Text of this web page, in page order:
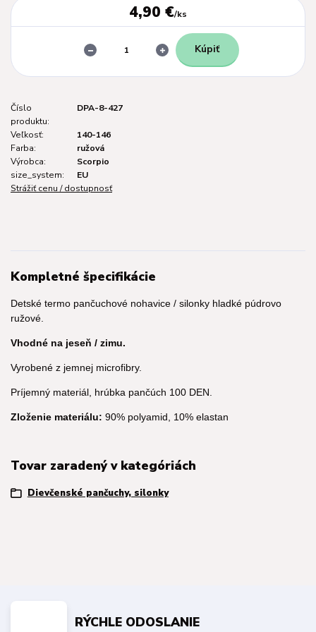
4,90 €/ks
Kúpiť
Číslo
produktu:
DPA-8-427
Veľkosť:
140-146
Farba:
ružová
Výrobca:
Scorpio
size_system:
EU
Strážiť cenu / dostupnosť
Kompletné špecifikácie
Detské termo pančuchové nohavice / silonky hladké púdrovo
ružové.
Vhodné na jeseň / zimu.
Vyrobené z jemnej microfibry.
Príjemný materiál, hrúbka pančúch 100 DEN.
Zloženie materiálu: 90% polyamid, 10% elastan
Tovar zaradený v kategóriách
Dievčenské pančuchy, silonky
RÝCHLE ODOSLANIE